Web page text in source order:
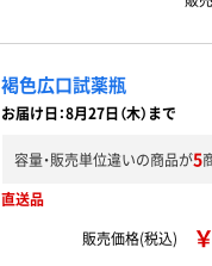
褐色広口試薬瓶
お届け日：8月27日（木）まで
容量・販売単位違いの商品が5
直送品
販売価格(税込)